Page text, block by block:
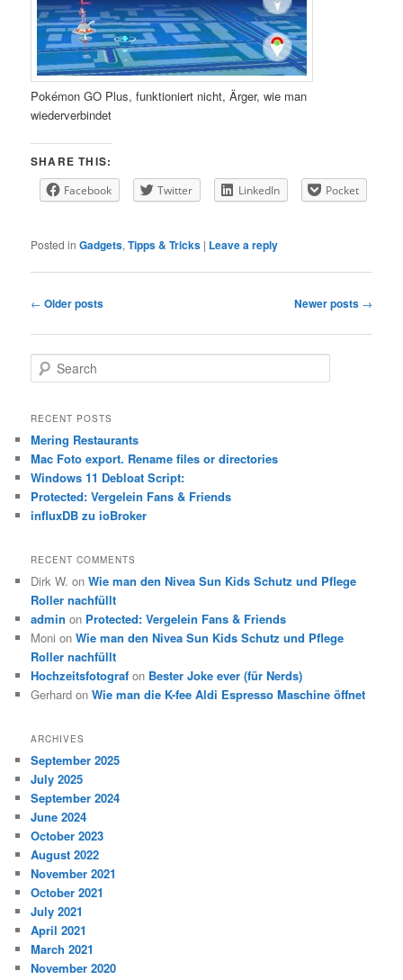
Pokémon GO Plus, funktioniert nicht, Ärger, wie man
wiederverbindet
SHARE THIS:
Facebook Twitter LinkedIn Pocket
Posted in Gadgets,Tipps & Tricks | Leave a reply
Post
← Older posts Newer posts →
e
r
h
RECENT POSTS
Mering Restaurants
Mac Foto export. Rename files or directories
Windows 11 Debloat Script:
Protected: Vergelein Fans & Friends
influxDB zu ioBroker
RECENT COMMENTS
Dirk W. onWie man den Nivea Sun Kids Schutz und Pflege
Roller nachfüllt
admin on Protected: Vergelein Fans & Friends
Moni onWie man den Nivea Sun Kids Schutz und Pflege
Roller nachfüllt
Hochzeitsfotograf on Bester Joke ever (für Nerds)
Gerhard onWie man die K-fee Aldi Espresso Maschine öffnet
ARCHIVES
September 2025
July 2025
September 2024
June 2024
October 2023
August 2022
November 2021
October 2021
July 2021
April 2021
March 2021
November 2020